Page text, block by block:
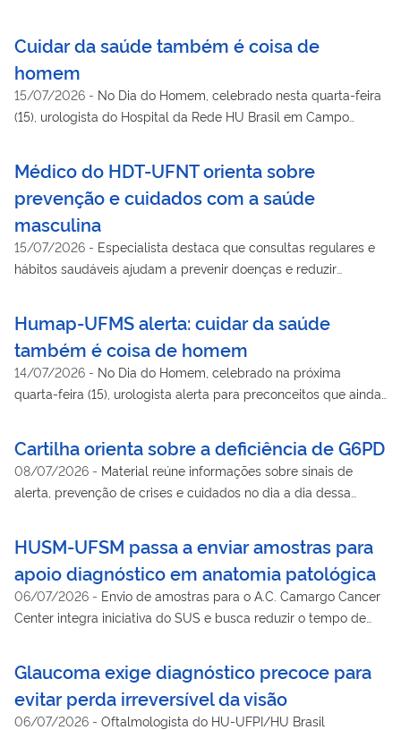
Cuidar da saúde também é coisa de
homem
15/07/2026 - No Dia do Homem, celebrado nesta quarta-feira
(15), urologista do Hospital da Rede HU Brasil em Campo
Médico do HDT-UFNT orienta sobre
prevenção e cuidados com a saúde
masculina
15/07/2026 - Especialista destaca que consultas regulares e
hábitos saudáveis ajudam a prevenir doenças e reduzir
Humap-UFMS alerta: cuidar da saúde
também é coisa de homem
14/07/2026 - No Dia do Homem, celebrado na próxima
quarta-feira (15), urologista alerta para preconceitos que ainda
Cartilha orienta sobre a deficiência de G6PD
08/07/2026 - Material reúne informações sobre sinais de
alerta, prevenção de crises e cuidados no dia a dia dessa
HUSM-UFSM passa a enviar amostras para
apoio diagnóstico em anatomia patológica
06/07/2026 - Envio de amostras para o A.C. Camargo Cancer
Center integra iniciativa do SUS e busca reduzir o tempo de
Glaucoma exige diagnóstico precoce para
evitar perda irreversível da visão
06/07/2026 - Oftalmologista do HU-UFPI/HU Brasil